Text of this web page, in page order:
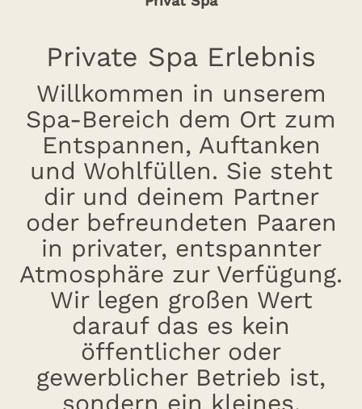
Private Spa Erlebnis
Willkommen in unserem
Spa-Bereich dem Ort zum
Entspannen, Auftanken
und Wohlfüllen. Sie steht
dir und deinem Partner
oder befreundeten Paaren
in privater, entspannter
Atmosphäre zur Verfügung.
Wir legen großen Wert
darauf das es kein
öffentlicher oder
gewerblicher Betrieb ist,
sondern ein kleines,